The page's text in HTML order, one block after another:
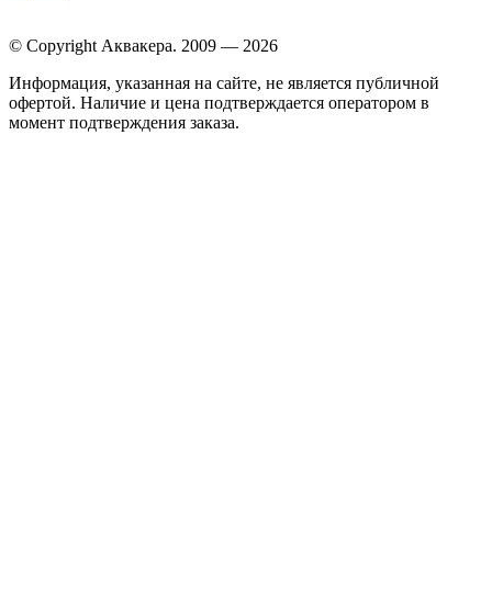
© Copyright Аквакера. 2009 — 2026
Информация, указанная на сайте, не является публичной
офертой. Наличие и цена подтверждается оператором в
момент подтверждения заказа.